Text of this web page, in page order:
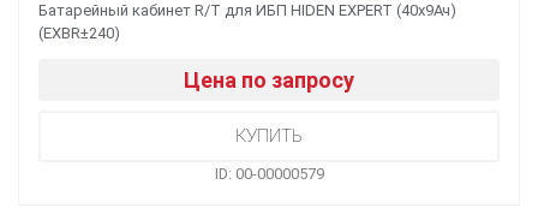
Батарейный кабинет R/T для ИБП HIDEN EXPERT (40х9Ач)
(EXBR±240)
Цена по запросу
ID: 00-00000579